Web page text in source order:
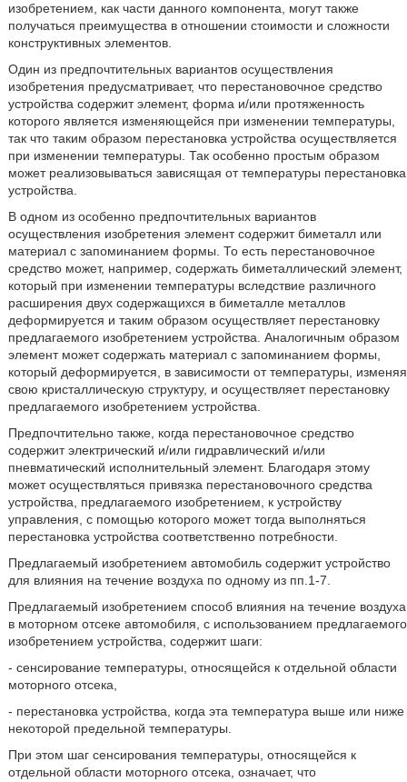
изобретением, как части данного компонента, могут также
получаться преимущества в отношении стоимости и сложности
конструктивных элементов.
Один из предпочтительных вариантов осуществления
изобретения предусматривает, что перестановочное средство
устройства содержит элемент, форма и/или протяженность
которого является изменяющейся при изменении температуры,
так что таким образом перестановка устройства осуществляется
при изменении температуры. Так особенно простым образом
может реализовываться зависящая от температуры перестановка
устройства.
В одном из особенно предпочтительных вариантов
осуществления изобретения элемент содержит биметалл или
материал с запоминанием формы. То есть перестановочное
средство может, например, содержать биметаллический элемент,
который при изменении температуры вследствие различного
расширения двух содержащихся в биметалле металлов
деформируется и таким образом осуществляет перестановку
предлагаемого изобретением устройства. Аналогичным образом
элемент может содержать материал с запоминанием формы,
который деформируется, в зависимости от температуры, изменяя
свою кристаллическую структуру, и осуществляет перестановку
предлагаемого изобретением устройства.
Предпочтительно также, когда перестановочное средство
содержит электрический и/или гидравлический и/или
пневматический исполнительный элемент. Благодаря этому
может осуществляться привязка перестановочного средства
устройства, предлагаемого изобретением, к устройству
управления, с помощью которого может тогда выполняться
перестановка устройства соответственно потребности.
Предлагаемый изобретением автомобиль содержит устройство
для влияния на течение воздуха по одному из пп.1-7.
Предлагаемый изобретением способ влияния на течение воздуха
в моторном отсеке автомобиля, с использованием предлагаемого
изобретением устройства, содержит шаги:
- сенсирование температуры, относящейся к отдельной области
моторного отсека,
- перестановка устройства, когда эта температура выше или ниже
некоторой предельной температуры.
При этом шаг сенсирования температуры, относящейся к
отдельной области моторного отсека, означает, что